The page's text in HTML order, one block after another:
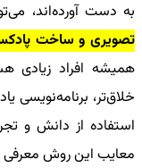
به دست آورده‌اند،
تصویری و ساخت
همیشه افراد زیادی
خلاق‌تر، برنامه‌نویسی
استفاده از دانش و
معایب این روش